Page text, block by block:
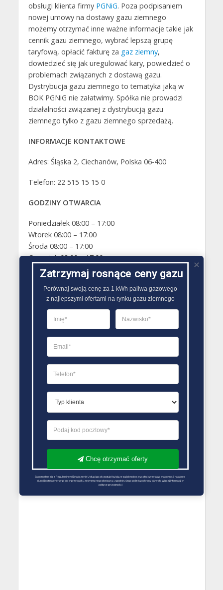
obsługi klienta firmy PGNiG. Poza podpisaniem
nowej umowy na dostawy gazu ziemnego
możemy otrzymać inne ważne informacje takie jak
cennik gazu ziemnego, wybrać lepszą grupę
taryfową, opłacić fakturę za gaz ziemny,
dowiedzieć się jak uregulować kary, powiedzieć o
problemach związanych z dostawą gazu.
Dystrybucja gazu ziemnego to tematyka jaką w
BOK PGNiG nie załatwimy. Spółka nie prowadzi
działalności związanej z dystrybucją gazu
ziemnego tylko z gazu ziemnego sprzedażą.
INFORMACJE KONTAKTOWE
Adres: Śląska 2, Ciechanów, Polska 06-400
Telefon: 22 515 15 15 0
GODZINY OTWARCIA
Poniedziałek 08:00 – 17:00
Wtorek 08:00 – 17:00
Środa 08:00 – 17:00
Czwartek 08:00 – 17:00
Piątek 08:00 – 17:00
Sobota Zamknięte
Niedziela Zamknięte
PORÓWNYWARKA OFERT GAZU
Zatrzymaj rosnące ceny gazu
Porównaj swoją cenę za 1 kWh paliwa gazowego
z najlepszymi ofertami na rynku gazu ziemnego
Chcę otrzymać oferty
Zapoznałem się z Regulaminem Świadczenie Usług i go akceptuję Każdą ze zgód można wycofać wysyłając wiadomość na adres
biuro@optimalenergy.pl lub w przypadku zewnętrznego dostawcy, zgodnie z jego polityką ochrony danych. Więcej informacji w
polityce prywatności